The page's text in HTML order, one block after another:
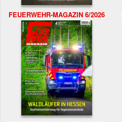
FEUERWEHR-MAGAZIN 6/2026